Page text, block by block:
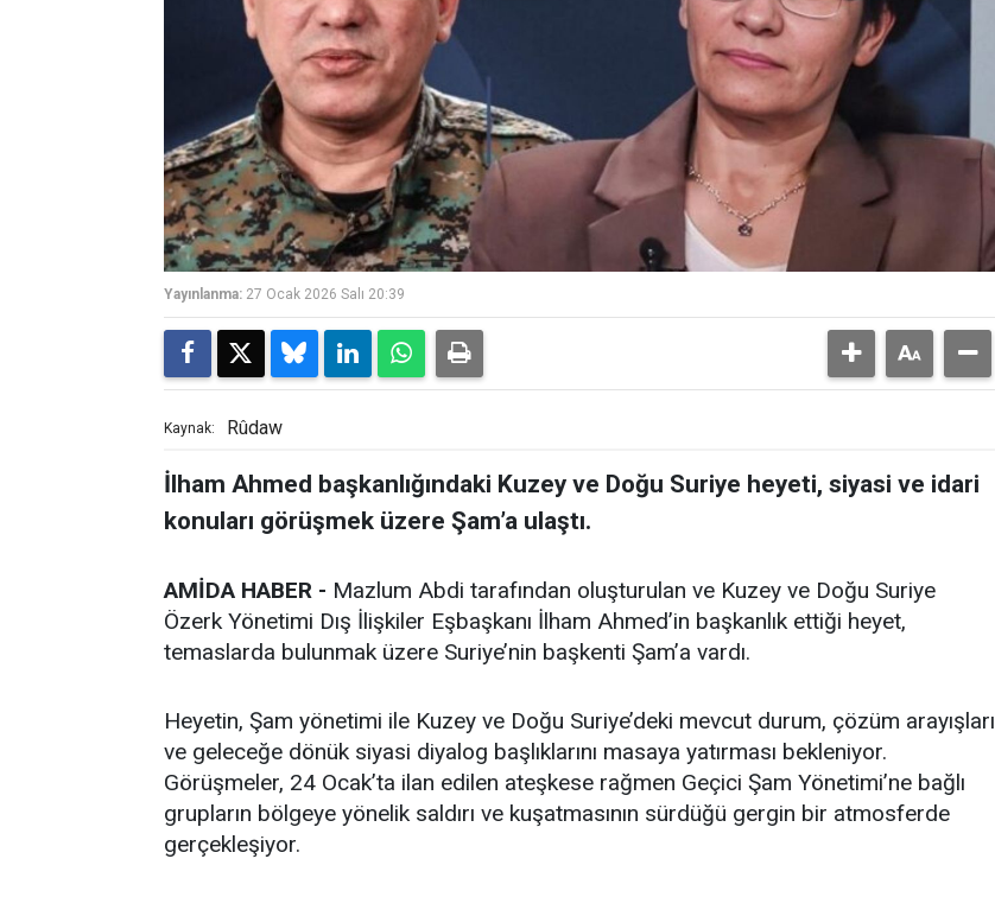
Yayınlanma: 27 Ocak 2026 Salı 20:39
Kaynak: Rûdaw
İlham Ahmed başkanlığındaki Kuzey ve Doğu Suriye heyeti, siyasi ve idari
konuları görüşmek üzere Şam’a ulaştı.
AMİDA HABER - Mazlum Abdi tarafından oluşturulan ve Kuzey ve Doğu Suriye
Özerk Yönetimi Dış İlişkiler Eşbaşkanı İlham Ahmed’in başkanlık ettiği heyet,
temaslarda bulunmak üzere Suriye’nin başkenti Şam’a vardı.
Heyetin, Şam yönetimi ile Kuzey ve Doğu Suriye’deki mevcut durum, çözüm arayışları
ve geleceğe dönük siyasi diyalog başlıklarını masaya yatırması bekleniyor.
Görüşmeler, 24 Ocak’ta ilan edilen ateşkese rağmen Geçici Şam Yönetimi’ne bağlı
grupların bölgeye yönelik saldırı ve kuşatmasının sürdüğü gergin bir atmosferde
gerçekleşiyor.